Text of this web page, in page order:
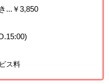
...￥3,850
ス料